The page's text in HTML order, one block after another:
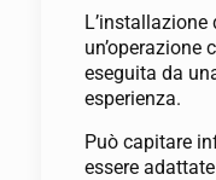
L’installazione
un’operazione
eseguita da
esperienza.
Può capitare
essere